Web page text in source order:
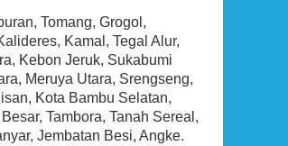
Tomang, Grogol,
Kamal, Tegal Alur,
Kebon Jeruk, Sukabumi
Meruya Utara, Srengseng,
Kota Bambu Selatan,
Tambora, Tanah Sereal,
Jembatan Besi, Angke.